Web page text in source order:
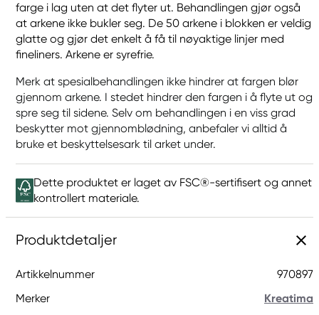
farge i lag uten at det flyter ut. Behandlingen gjør også
at arkene ikke bukler seg. De 50 arkene i blokken er veldig
glatte og gjør det enkelt å få til nøyaktige linjer med
fineliners. Arkene er syrefrie.
Merk at spesialbehandlingen ikke hindrer at fargen blør
gjennom arkene. I stedet hindrer den fargen i å flyte ut og
spre seg til sidene. Selv om behandlingen i en viss grad
beskytter mot gjennomblødning, anbefaler vi alltid å
bruke et beskyttelsesark til arket under.
Dette produktet er laget av FSC®-sertifisert og annet
kontrollert materiale.
Produktdetaljer
Artikkelnummer
970897
Merker
Kreatima